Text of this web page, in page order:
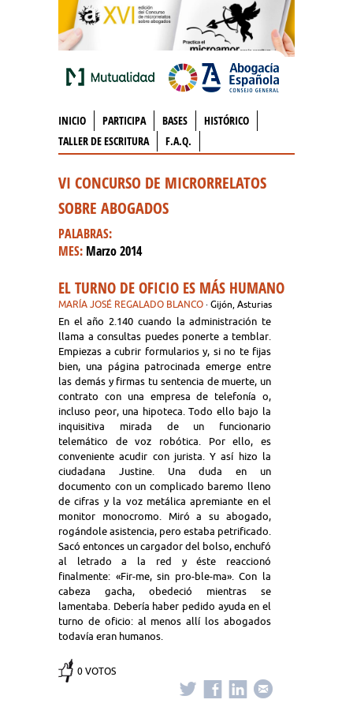
INICIO PARTICIPA BASES
HISTÓRICO
TALLER DE ESCRITURA
F.A.Q.
VI CONCURSO DE MICRORRELATOS
SOBRE ABOGADOS
PALABRAS:
MES: Marzo 2014
EL TURNO DE OFICIO ES MÁS HUMANO
MARÍA JOSÉ REGALADO BLANCO · Gijón, Asturias
En el año 2.140 cuando la administración te
llama a consultas puedes ponerte a temblar.
Empiezas a cubrir formularios y, si no te fijas
bien, una página patrocinada emerge entre
las demás y firmas tu sentencia de muerte, un
contrato con una empresa de telefonía o,
incluso peor, una hipoteca. Todo ello bajo la
inquisitiva mirada de un funcionario
telemático de voz robótica. Por ello, es
conveniente acudir con jurista. Y así hizo la
ciudadana Justine. Una duda en un
documento con un complicado baremo lleno
de cifras y la voz metálica apremiante en el
monitor monocromo. Miró a su abogado,
rogándole asistencia, pero estaba petrificado.
Sacó entonces un cargador del bolso, enchufó
al letrado a la red y éste reaccionó
finalmente: «Fir-me, sin pro-ble-ma». Con la
cabeza gacha, obedeció mientras se
lamentaba. Debería haber pedido ayuda en el
turno de oficio: al menos allí los abogados
todavía eran humanos.
0 VOTOS